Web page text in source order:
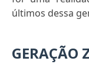
últimos dessa
GERAÇÃO